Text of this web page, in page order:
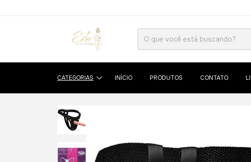
CATEGORIAS INÍCIO PRODUTOS CONTATO